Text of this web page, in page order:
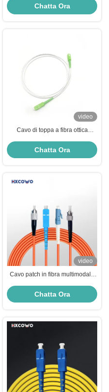
APC/UPC a bassa perdita 9/125
SM SX 3M G657A
Chatta Ora
video
Cavo di toppa a fibra ottica
inserzione bassa di SC/APC SM
9/125
Chatta Ora
video
Cavo patch in fibra multimodale
patch FTTH duplex semplice
Chatta Ora